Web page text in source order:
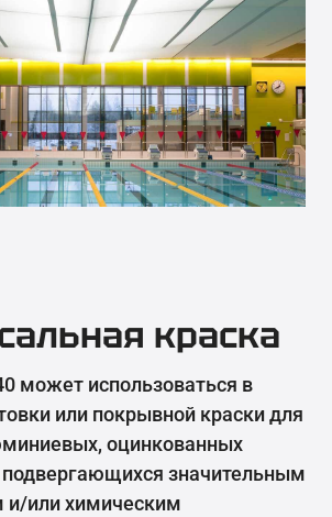
краска
может использоваться в
или покрывной краски для
оцинкованных
подвергающихся значительным
и/или химическим